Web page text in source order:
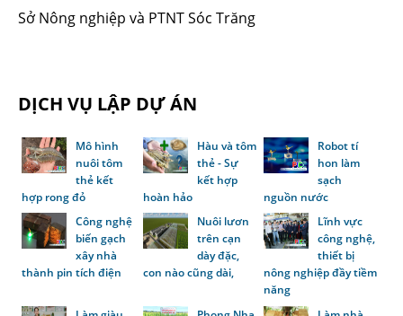
Sở Nông nghiệp và PTNT Sóc Trăng
DỊCH VỤ LẬP DỰ ÁN
Mô hình
nuôi tôm
thẻ kết
hợp rong đỏ
Hàu và tôm
thẻ - Sự
kết hợp
hoàn hảo
Robot tí
hon làm
sạch
nguồn nước
Công nghệ
biến gạch
xây nhà
thành pin tích điện
Nuôi lươn
trên cạn
dày đặc,
con nào cũng dài,
Lĩnh vực
công nghệ,
thiết bị
nông nghiệp đầy tiềm
năng